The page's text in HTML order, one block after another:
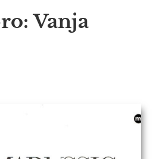
Vanja